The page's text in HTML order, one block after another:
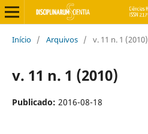
Início / Arquivos / v. 11 n. 1 (2010)
v. 11 n. 1 (2010)
Publicado: 2016-08-18